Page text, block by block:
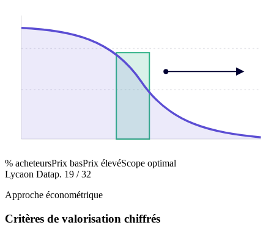
% acheteursPrix basPrix élevéScope optimal
Lycaon Datap. 19 / 32
Approche économétrique
Critères de valorisation chiffrés